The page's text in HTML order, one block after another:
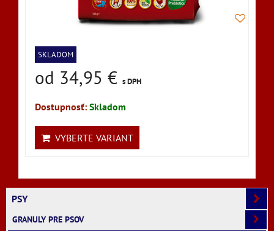
SKLADOM
od 34,95 € s DPH
Dostupnosť: Skladom
VYBERTE VARIANT
PSY
GRANULY PRE PSOV